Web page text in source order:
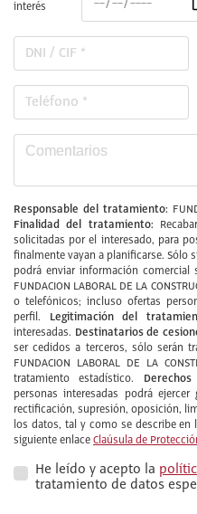
interés
Responsable del tratamiento:
Finalidad del tratamiento:
solicitadas por el interesado, para
finalmente vayan a planificarse. Sólo
podrá enviar información
FUNDACION LABORAL DE LA
o telefónicos; incluso ofertas
perfil.
Legitimación del
interesadas. Destinatarios de
ser cedidos a terceros, sólo serán
FUNDACION LABORAL DE LA
tratamiento estadístico.
personas interesadas podrá
rectificación, supresión, oposición,
los datos, tal y como se describe
siguiente enlace Claúsula de
He leído y acepto la
tratamiento de datos